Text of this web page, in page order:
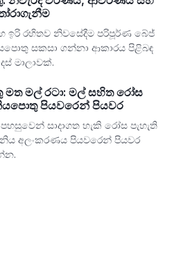
ඉරි රහිතව නිවසේදීම පරිපූර්ණ බේජ්
සකසා ගන්නා ආකාරය පිළිබඳ
මාලාවක්.
මල් රටා: මල් සහිත රෝස
පියවරෙන් පියවර
සාදාගත හැකි රෝස පැහැති
අලංකරණය පියවරෙන් පියවර